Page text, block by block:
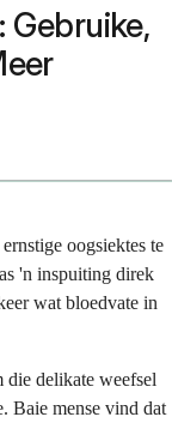
Gebruike,
oogsiektes te
'n inspuiting direk
wat bloedvate in
die delikate weefsel
Baie mense vind dat